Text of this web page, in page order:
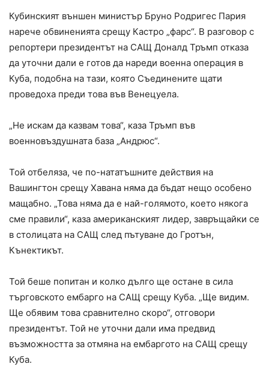
Кубинският външен министър Бруно Родригес Пария
нарече обвиненията срещу Кастро „фарс“. В разговор с
репортери президентът на САЩ Доналд Тръмп отказа
да уточни дали е готов да нареди военна операция в
Куба, подобна на тази, която Съединените щати
проведоха преди това във Венецуела.
„Не искам да казвам това“, каза Тръмп във
военновъздушната база „Андрюс“.
Той отбеляза, че по-нататъшните действия на
Вашингтон срещу Хавана няма да бъдат нещо особено
мащабно. „Това няма да е най-голямото, което някога
сме правили“, каза американският лидер, завръщайки се
в столицата на САЩ след пътуване до Гротън,
Кънектикът.
Той беше попитан и колко дълго ще остане в сила
търговското ембарго на САЩ срещу Куба. „Ще видим.
Ще обявим това сравнително скоро“, отговори
президентът. Той не уточни дали има предвид
възможността за отмяна на ембаргото на САЩ срещу
Куба.